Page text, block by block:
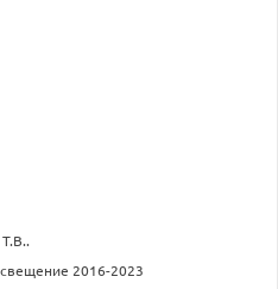
2016-2023